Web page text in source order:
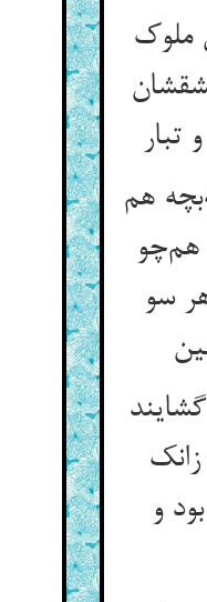
ملوک
هم
سو
و